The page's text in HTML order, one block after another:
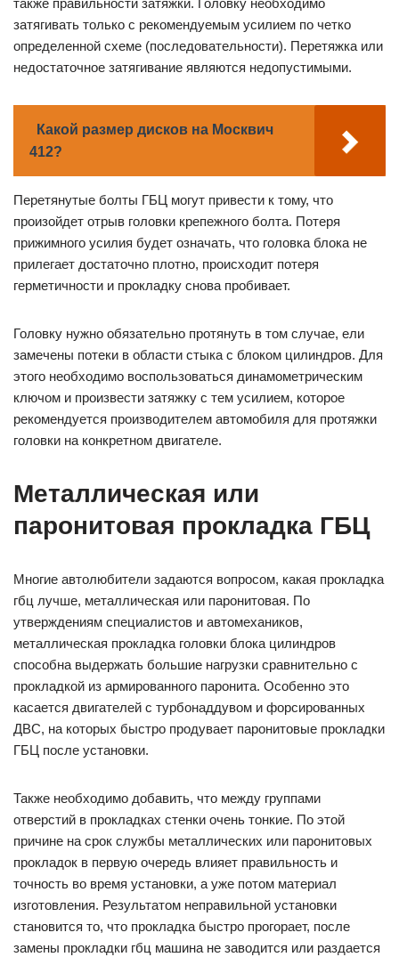
также правильности затяжки. Головку необходимо
затягивать только с рекомендуемым усилием по четко
определенной схеме (последовательности). Перетяжка или
недостаточное затягивание являются недопустимыми.
Какой размер дисков на Москвич
412?
Перетянутые болты ГБЦ могут привести к тому, что
произойдет отрыв головки крепежного болта. Потеря
прижимного усилия будет означать, что головка блока не
прилегает достаточно плотно, происходит потеря
герметичности и прокладку снова пробивает.
Головку нужно обязательно протянуть в том случае, ели
замечены потеки в области стыка с блоком цилиндров. Для
этого необходимо воспользоваться динамометрическим
ключом и произвести затяжку с тем усилием, которое
рекомендуется производителем автомобиля для протяжки
головки на конкретном двигателе.
Металлическая или
паронитовая прокладка ГБЦ
Многие автолюбители задаются вопросом, какая прокладка
гбц лучше, металлическая или паронитовая. По
утверждениям специалистов и автомехаников,
металлическая прокладка головки блока цилиндров
способна выдержать большие нагрузки сравнительно с
прокладкой из армированного паронита. Особенно это
касается двигателей с турбонаддувом и форсированных
ДВС, на которых быстро продувает паронитовые прокладки
ГБЦ после установки.
Также необходимо добавить, что между группами
отверстий в прокладках стенки очень тонкие. По этой
причине на срок службы металлических или паронитовых
прокладок в первую очередь влияет правильность и
точность во время установки, а уже потом материал
изготовления. Результатом неправильной установки
становится то, что прокладка быстро прогорает, после
замены прокладки гбц машина не заводится или раздается